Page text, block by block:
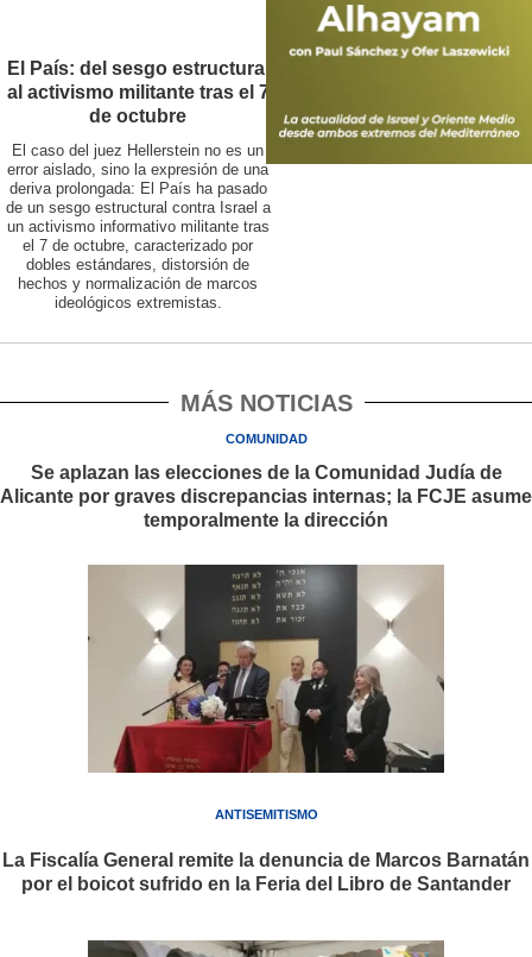
El País: del sesgo estructural
al activismo militante tras el 7
de octubre
El caso del juez Hellerstein no es un
error aislado, sino la expresión de una
deriva prolongada: El País ha pasado
de un sesgo estructural contra Israel a
un activismo informativo militante tras
el 7 de octubre, caracterizado por
dobles estándares, distorsión de
hechos y normalización de marcos
ideológicos extremistas.
MÁS NOTICIAS
COMUNIDAD
Se aplazan las elecciones de la Comunidad Judía de
Alicante por graves discrepancias internas; la FCJE asume
temporalmente la dirección
ANTISEMITISMO
La Fiscalía General remite la denuncia de Marcos Barnatán
por el boicot sufrido en la Feria del Libro de Santander